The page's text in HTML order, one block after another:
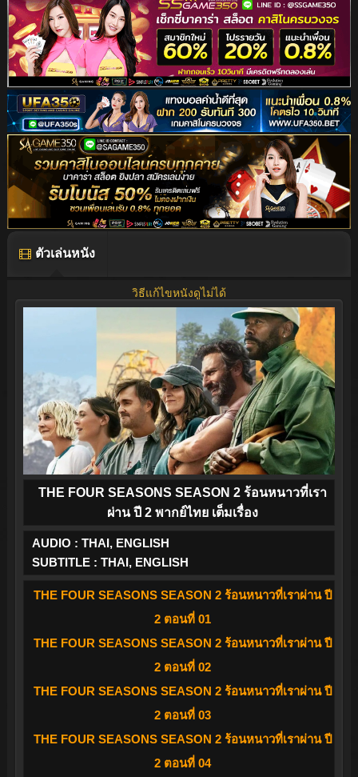
ตัวเล่นหนัง
วิธีแก้ไขหนังดูไม่ได้
THE FOUR SEASONS SEASON 2 ร้อนหนาวที่เรา
ผ่าน ปี 2 พากย์ไทย เต็มเรื่อง
AUDIO : THAI, ENGLISH
SUBTITLE : THAI, ENGLISH
THE FOUR SEASONS SEASON 2 ร้อนหนาวที่เราผ่าน ปี
2 ตอนที่ 01
THE FOUR SEASONS SEASON 2 ร้อนหนาวที่เราผ่าน ปี
2 ตอนที่ 02
THE FOUR SEASONS SEASON 2 ร้อนหนาวที่เราผ่าน ปี
2 ตอนที่ 03
THE FOUR SEASONS SEASON 2 ร้อนหนาวที่เราผ่าน ปี
2 ตอนที่ 04